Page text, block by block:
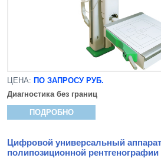
ЦЕНА: ПО ЗАПРОСУ РУБ.
Диагностика без границ
ПОДРОБНО
Цифровой универсальный
полипозиционной